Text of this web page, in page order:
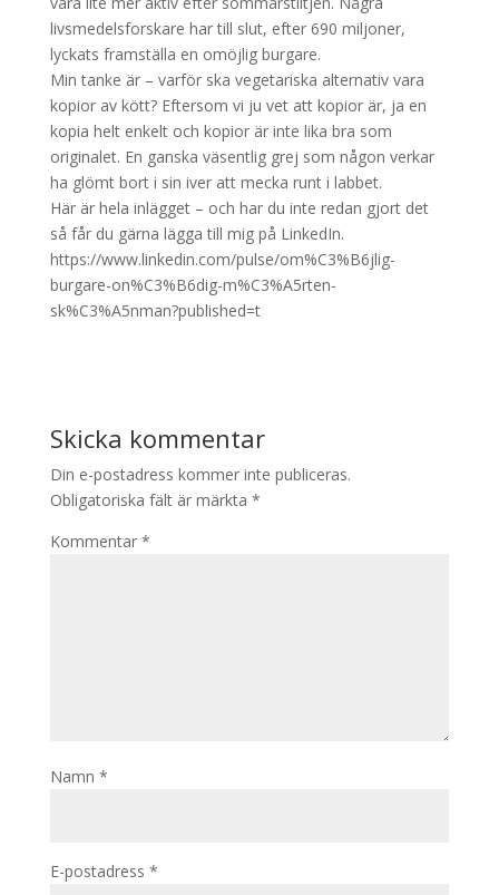
livsmedelsforskare har till slut, efter 690 miljoner,
lyckats framställa en omöjlig burgare.
Min tanke är – varför ska vegetariska alternativ vara
kopior av kött? Eftersom vi ju vet att kopior är, ja en
kopia helt enkelt och kopior är inte lika bra som
originalet. En ganska väsentlig grej som någon verkar
ha glömt bort i sin iver att mecka runt i labbet.
Här är hela inlägget – och har du inte redan gjort det
så får du gärna lägga till mig på LinkedIn.
https://www.linkedin.com/pulse/om%C3%B6jlig-
burgare-on%C3%B6dig-m%C3%A5rten-
sk%C3%A5nman?published=t
Skicka kommentar
Din e-postadress kommer inte publiceras.
Obligatoriska fält är märkta *
Kommentar *
Namn *
E-postadress *